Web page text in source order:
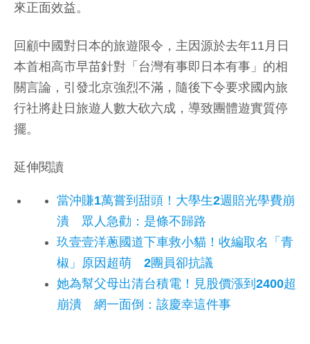
來正面效益。
回顧中國對日本的旅遊限令，主因源於去年11月日
本首相高市早苗針對「台灣有事即日本有事」的相
關言論，引發北京強烈不滿，隨後下令要求國內旅
行社將赴日旅遊人數大砍六成，導致團體遊實質停
擺。
延伸閱讀
當沖賺1萬嘗到甜頭！大學生2週賠光學費崩
潰 眾人急勸：是條不歸路
玖壹壹洋蔥國道下車救小貓！收編取名「青
椒」原因超萌 2團員卻抗議
她為幫父母出清台積電！見股價漲到2400超
崩潰 網一面倒：該慶幸這件事